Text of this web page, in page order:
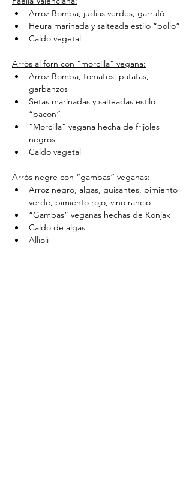
Arroz Bomba, judias verdes, garrafó
Heura marinada y salteada estilo “pollo”
Caldo vegetal
Arròs al forn con “morcilla” vegana:
Arroz Bomba, tomates, patatas,
garbanzos
Setas marinadas y salteadas estilo
“bacon”
“Morcilla” vegana hecha de frijoles
negros
Caldo vegetal
Arròs negre con “gambas” veganas:
Arroz negro, algas, guisantes, pimiento
verde, pimiento rojo, vino rancio
“Gambas” veganas hechas de Konjak
Caldo de algas
Allioli